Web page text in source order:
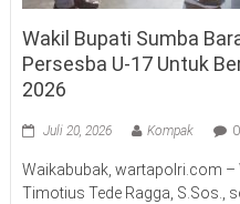
Wakil Bupati Sumba
Persesba U-17 Untuk
2026
Juli 20, 2026 Kompak 0
Waikabubak, wartapolri.com –
Timotius Tede Ragga, S.Sos.,